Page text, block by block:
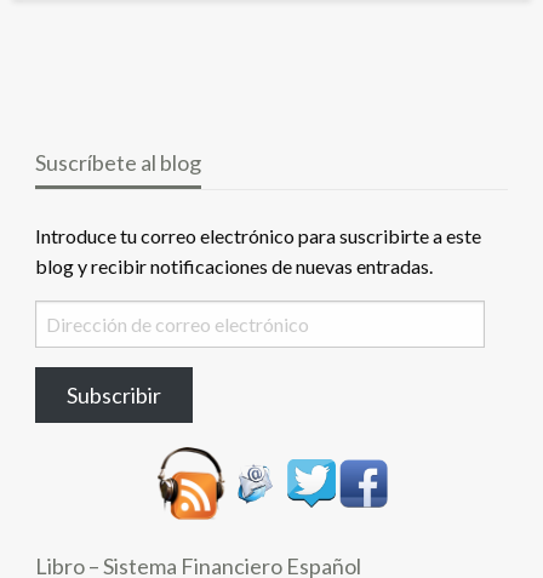
Suscríbete al blog
Introduce tu correo electrónico para suscribirte a este
blog y recibir notificaciones de nuevas entradas.
Dirección
de
electrónico
Subscribir
Libro – Sistema Financiero Español